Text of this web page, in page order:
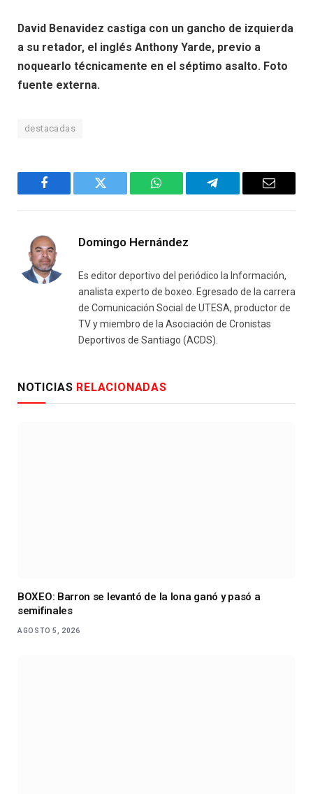
David Benavidez castiga con un gancho de izquierda
a su retador, el inglés Anthony Yarde, previo a
noquearlo técnicamente en el séptimo asalto. Foto
fuente externa.
destacadas
Facebook Twitter WhatsAppTelegram Email
Domingo Hernández
Es editor deportivo del periódico la Información,
analista experto de boxeo. Egresado de la carrera
de Comunicación Social de UTESA, productor de
TV y miembro de la Asociación de Cronistas
Deportivos de Santiago (ACDS).
NOTICIAS RELACIONADAS
BOXEO: Barron se levantó de la lona ganó y pasó a
semifinales
AGOSTO 5, 2026